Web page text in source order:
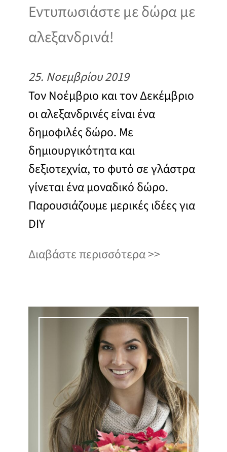
Εντυπωσιάστε με δώρα με
αλεξανδρινά!
25. Νοεμβρίου 2019
Τον Νοέμβριο και τον Δεκέμβριο
οι αλεξανδρινές είναι ένα
δημοφιλές δώρο. Με
δημιουργικότητα και
δεξιοτεχνία, το φυτό σε γλάστρα
γίνεται ένα μοναδικό δώρο.
Παρουσιάζουμε μερικές ιδέες για
DIY
Διαβάστε περισσότερα